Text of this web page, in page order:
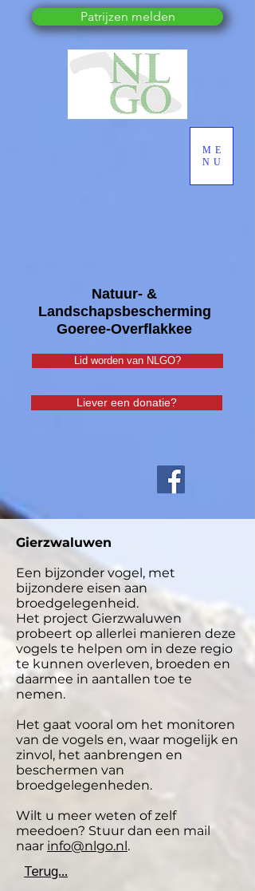
Natuur- &
Landschapsbescherming
Goeree-Overflakkee
ME
NU
Lid worden van NLGO?
Liever een donatie?
Patrijzen melden
Gierzwaluwen
Een bijzonder vogel, met
bijzondere eisen aan
broedgelegenheid.
Het project Gierzwaluwen
probeert op allerlei manieren deze
vogels te helpen om in deze regio
te kunnen overleven, broeden en
daarmee in aantallen toe te
nemen.
Het gaat vooral om het monitoren
van de vogels en, waar mogelijk en
zinvol, het aanbrengen en
beschermen van
broedgelegenheden.
Wilt u meer weten of zelf
meedoen? Stuur dan een mail
naar info@nlgo.nl.
Terug...